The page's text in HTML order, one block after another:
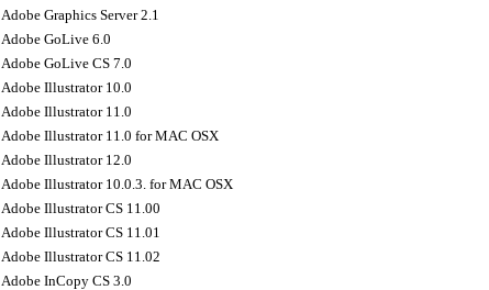
Adobe Graphics Server 2.1
Adobe GoLive 6.0
Adobe GoLive CS 7.0
Adobe Illustrator 10.0
Adobe Illustrator 11.0
Adobe Illustrator 11.0 for MAC OSX
Adobe Illustrator 12.0
Adobe Illustrator 10.0.3. for MAC OSX
Adobe Illustrator CS 11.00
Adobe Illustrator CS 11.01
Adobe Illustrator CS 11.02
Adobe InCopy CS 3.0